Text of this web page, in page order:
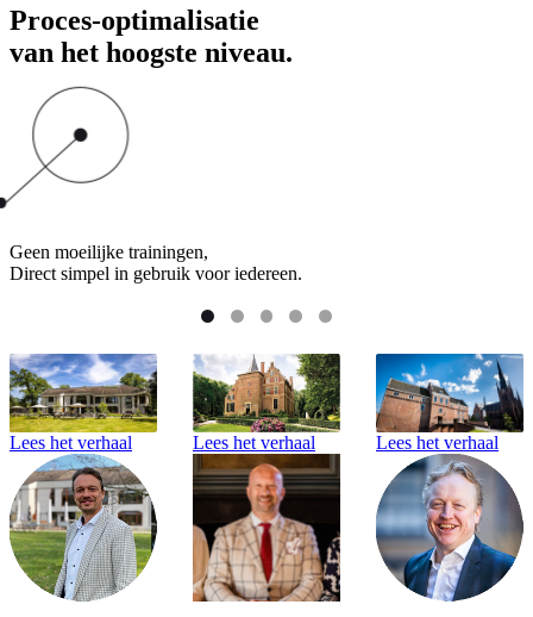
Proces-optimalisatie
van het hoogste niveau.
Geen moeilijke trainingen,
Direct simpel in gebruik voor iedereen.
Lees het verhaal Lees het verhaal Lees het verhaal